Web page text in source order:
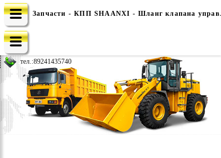
e-mail: china-spec@inbox.ru
тел.:89241435740
Запчасти - КПП SHAANXI - Шланг клапана